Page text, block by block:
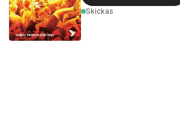
Skickas